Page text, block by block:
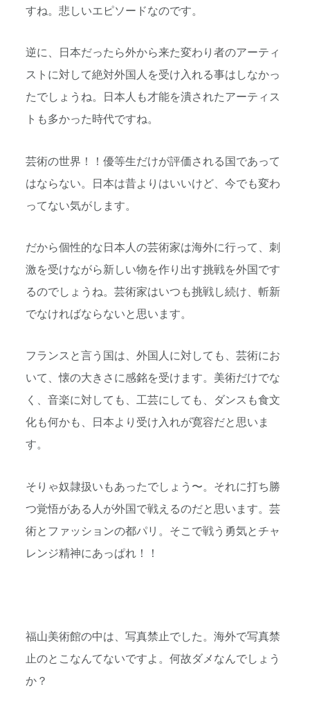
すね。悲しいエピソードなのです。
逆に、日本だったら外から来た変わり者のアーティ
ストに対して絶対外国人を受け入れる事はしなかっ
たでしょうね。日本人も才能を潰されたアーティス
トも多かった時代ですね。
芸術の世界！！優等生だけが評価される国であって
はならない。日本は昔よりはいいけど、今でも変わ
ってない気がします。
だから個性的な日本人の芸術家は海外に行って、刺
激を受けながら新しい物を作り出す挑戦を外国です
るのでしょうね。芸術家はいつも挑戦し続け、斬新
でなければならないと思います。
フランスと言う国は、外国人に対しても、芸術にお
いて、懐の大きさに感銘を受けます。美術だけでな
く、音楽に対しても、工芸にしても、ダンスも食文
化も何かも、日本より受け入れが寛容だと思いま
す。
そりゃ奴隷扱いもあったでしょう〜。それに打ち勝
つ覚悟がある人が外国で戦えるのだと思います。芸
術とファッションの都パリ。そこで戦う勇気とチャ
レンジ精神にあっぱれ！！
福山美術館の中は、写真禁止でした。海外で写真禁
止のとこなんてないですよ。何故ダメなんでしょう
か？